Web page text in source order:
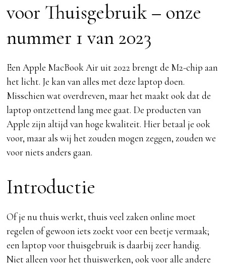
voor Thuisgebruik – onze
nummer 1 van 2023
Een Apple MacBook Air uit 2022 brengt de M2-chip aan
het licht. Je kan van alles met deze laptop doen.
Misschien wat overdreven, maar het maakt ook dat de
laptop ontzettend lang mee gaat. De producten van
Apple zijn altijd van hoge kwaliteit. Hier betaal je ook
voor, maar als wij het zouden mogen zeggen, zouden we
voor niets anders gaan.
Introductie
Of je nu thuis werkt, thuis veel zaken online moet
regelen of gewoon iets zoekt voor een beetje vermaak;
een laptop voor thuisgebruik is daarbij zeer handig.
Niet alleen voor het thuiswerken, ook voor alle andere